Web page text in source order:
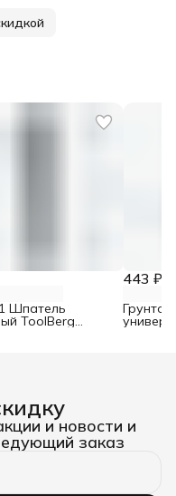
Шпатель
ToolBerg
443 ₽
и новости и
заказ